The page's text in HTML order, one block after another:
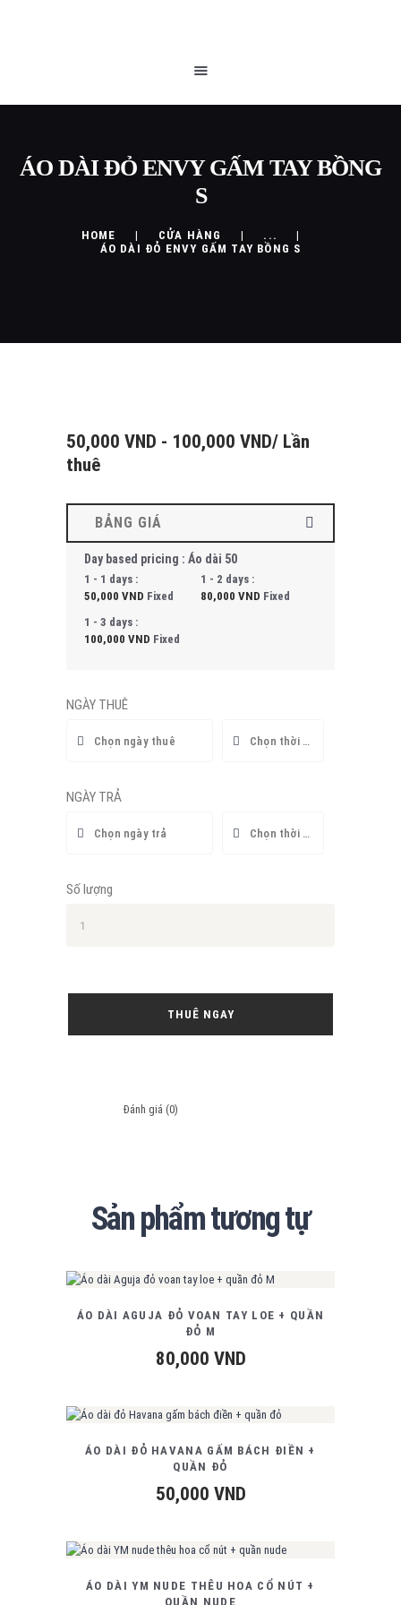
ÁO DÀI ĐỎ ENVY GẤM TAY BỒNG
S
HOME CỬA HÀNG
...
ÁO DÀI ĐỎ ENVY GẤM TAY BỒNG S
CHÍNH SÁCH
50,000 VND - 100,000 VND/ Lần
thuê
BẢNG GIÁ
Day based pricing : Áo dài 50
1 - 1 days :
50,000 VND Fixed
1 - 2 days :
80,000 VND Fixed
1 - 3 days :
100,000 VND Fixed
NGÀY THUÊ
NGÀY TRẢ
Số lượng
THUÊ NGAY
Đánh giá (0)
Sản phẩm tương tự
ÁO DÀI AGUJA ĐỎ VOAN TAY LOE + QUẦN
ĐỎ M
80,000 VND
ÁO DÀI ĐỎ HAVANA GẤM BÁCH ĐIỀN +
QUẦN ĐỎ
50,000 VND
ÁO DÀI YM NUDE THÊU HOA CỔ NÚT +
QUẦN NUDE